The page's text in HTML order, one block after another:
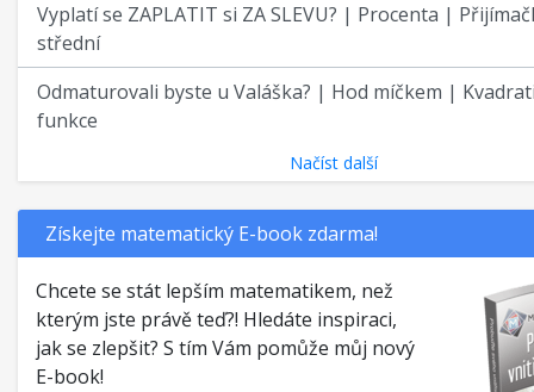
Vyplatí se ZAPLATIT si ZA SLEVU? | Procenta |
střední
Odmaturovali byste u Valáška? | Hod míčkem |
funkce
Načíst další
Získejte matematický E-book zdarma!
Chcete se stát lepším matematikem, než
kterým jste právě teď?! Hledáte inspiraci,
jak se zlepšit? S tím Vám pomůže můj nový
E-book!